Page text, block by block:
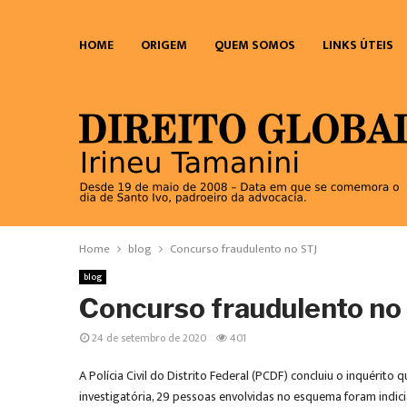
HOME ORIGEM QUEM SOMOS LINKS ÚTEIS
Home blog Concurso fraudulento no STJ
blog
Concurso fraudulento no
24 de setembro de 2020 401
A Polícia Civil do Distrito Federal (PCDF) concluiu o inquérito
investigatória, 29 pessoas envolvidas no esquema foram